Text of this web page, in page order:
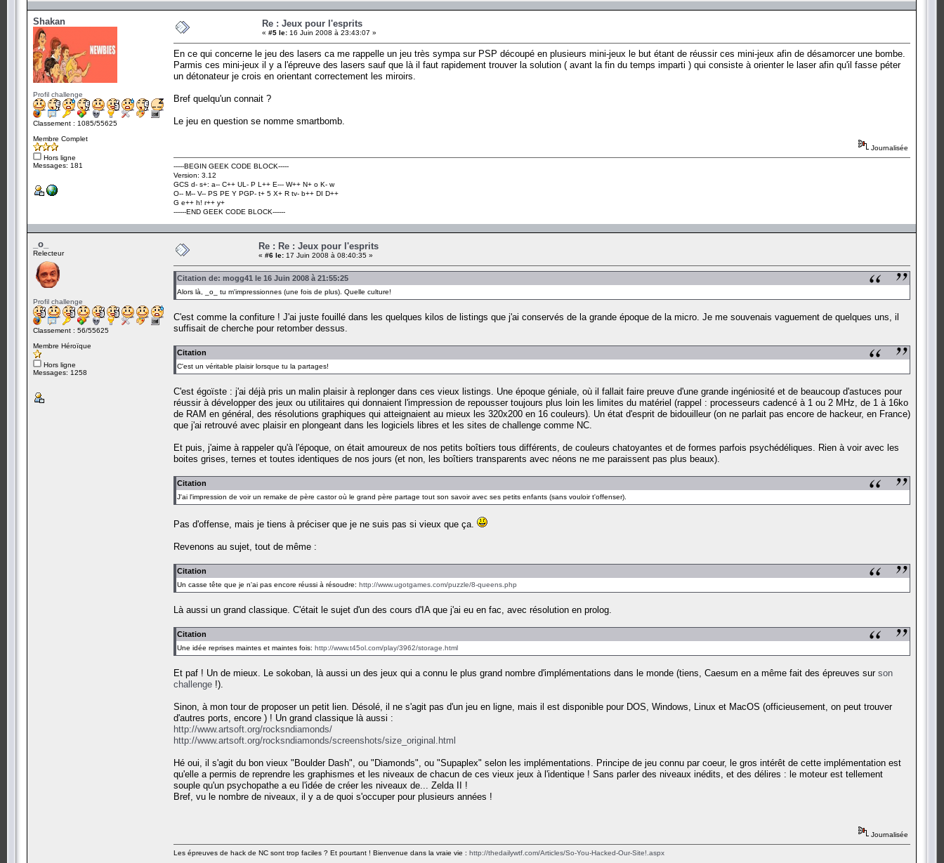
Shakan
Profil challenge
Classement : 1085/55625
Membre Complet
Hors ligne
Messages: 181
Re : Jeux pour l'esprits
« #5 le: 16 Juin 2008 à 23:43:07 »
En ce qui concerne le jeu des lasers ca me rappelle un jeu très sympa sur PSP découpé en plusieurs mini-jeux le but étant de réussir ces mini-jeux afin de désamorcer une bombe.
Parmis ces mini-jeux il y a l'épreuve des lasers sauf que là il faut rapidement trouver la solution ( avant la fin du temps imparti ) qui consiste à orienter le laser afin qu'il fasse péter
un détonateur je crois en orientant correctement les miroirs.
Bref quelqu'un connait ?
Le jeu en question se nomme smartbomb.
Journalisée
-----BEGIN GEEK CODE BLOCK-----
Version: 3.12
GCS d- s+: a-- C++ UL- P L++ E--- W++ N+ o K- w
O-- M-- V-- PS PE Y PGP- t+ 5 X+ R tv- b++ DI D++
G e++ h! r++ y+
------END GEEK CODE BLOCK------
_o_
Relecteur
Profil challenge
Classement : 56/55625
Membre Héroïque
Hors ligne
Messages: 1258
Re : Re : Jeux pour l'esprits
« #6 le: 17 Juin 2008 à 08:40:35 »
Citation de: mogg41 le 16 Juin 2008 à 21:55:25
Alors là, _o_ tu m'impressionnes (une fois de plus). Quelle culture!
C'est comme la confiture ! J'ai juste fouillé dans les quelques kilos de listings que j'ai conservés de la grande époque de la micro. Je me souvenais vaguement de quelques uns, il
suffisait de cherche pour retomber dessus.
Citation
C'est un véritable plaisir lorsque tu la partages!
C'est égoïste : j'ai déjà pris un malin plaisir à replonger dans ces vieux listings. Une époque géniale, où il fallait faire preuve d'une grande ingéniosité et de beaucoup d'astuces pour
réussir à développer des jeux ou utilitaires qui donnaient l'impression de repousser toujours plus loin les limites du matériel (rappel : processeurs cadencé à 1 ou 2 MHz, de 1 à 16ko
de RAM en général, des résolutions graphiques qui atteignaient au mieux les 320x200 en 16 couleurs). Un état d'esprit de bidouilleur (on ne parlait pas encore de hackeur, en France)
que j'ai retrouvé avec plaisir en plongeant dans les logiciels libres et les sites de challenge comme NC.
Et puis, j'aime à rappeler qu'à l'époque, on était amoureux de nos petits boîtiers tous différents, de couleurs chatoyantes et de formes parfois psychédéliques. Rien à voir avec les
boites grises, ternes et toutes identiques de nos jours (et non, les boîtiers transparents avec néons ne me paraissent pas plus beaux).
Citation
J'ai l'impression de voir un remake de père castor où le grand père partage tout son savoir avec ses petits enfants (sans vouloir t'offenser).
Pas d'offense, mais je tiens à préciser que je ne suis pas si vieux que ça.
Revenons au sujet, tout de même :
Citation
Un casse tête que je n'ai pas encore réussi à résoudre: http://www.ugotgames.com/puzzle/8-queens.php
Là aussi un grand classique. C'était le sujet d'un des cours d'IA que j'ai eu en fac, avec résolution en prolog.
Citation
Une idée reprises maintes et maintes fois: http://www.t45ol.com/play/3962/storage.html
Et paf ! Un de mieux. Le sokoban, là aussi un des jeux qui a connu le plus grand nombre d'implémentations dans le monde (tiens, Caesum en a même fait des épreuves sur son
challenge !).
Sinon, à mon tour de proposer un petit lien. Désolé, il ne s'agit pas d'un jeu en ligne, mais il est disponible pour DOS, Windows, Linux et MacOS (officieusement, on peut trouver
d'autres ports, encore ) ! Un grand classique là aussi :
http://www.artsoft.org/rocksndiamonds/
http://www.artsoft.org/rocksndiamonds/screenshots/size_original.html
Hé oui, il s'agit du bon vieux "Boulder Dash", ou "Diamonds", ou "Supaplex" selon les implémentations. Principe de jeu connu par coeur, le gros intérêt de cette implémentation est
qu'elle a permis de reprendre les graphismes et les niveaux de chacun de ces vieux jeux à l'identique ! Sans parler des niveaux inédits, et des délires : le moteur est tellement
souple qu'un psychopathe a eu l'idée de créer les niveaux de... Zelda II !
Bref, vu le nombre de niveaux, il y a de quoi s'occuper pour plusieurs années !
Journalisée
Les épreuves de hack de NC sont trop faciles ? Et pourtant ! Bienvenue dans la vraie vie : http://thedailywtf.com/Articles/So-You-Hacked-Our-Site!.aspx